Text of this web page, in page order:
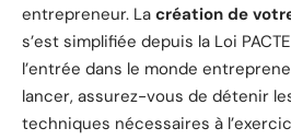
entrepreneur. La création de
s’est simplifiée depuis la Loi
l’entrée dans le monde
lancer, assurez-vous de détenir
techniques nécessaires à